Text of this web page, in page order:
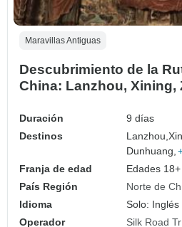
Maravillas Antiguas
Descubrimiento de la
China: Lanzhou, Xining,
Duración
9 días
Destinos
Lanzhou,
Dunhuang,
Franja de edad
Edades 18+
País Región
Norte de
Idioma
Solo: Inglés
Operador
Silk Road